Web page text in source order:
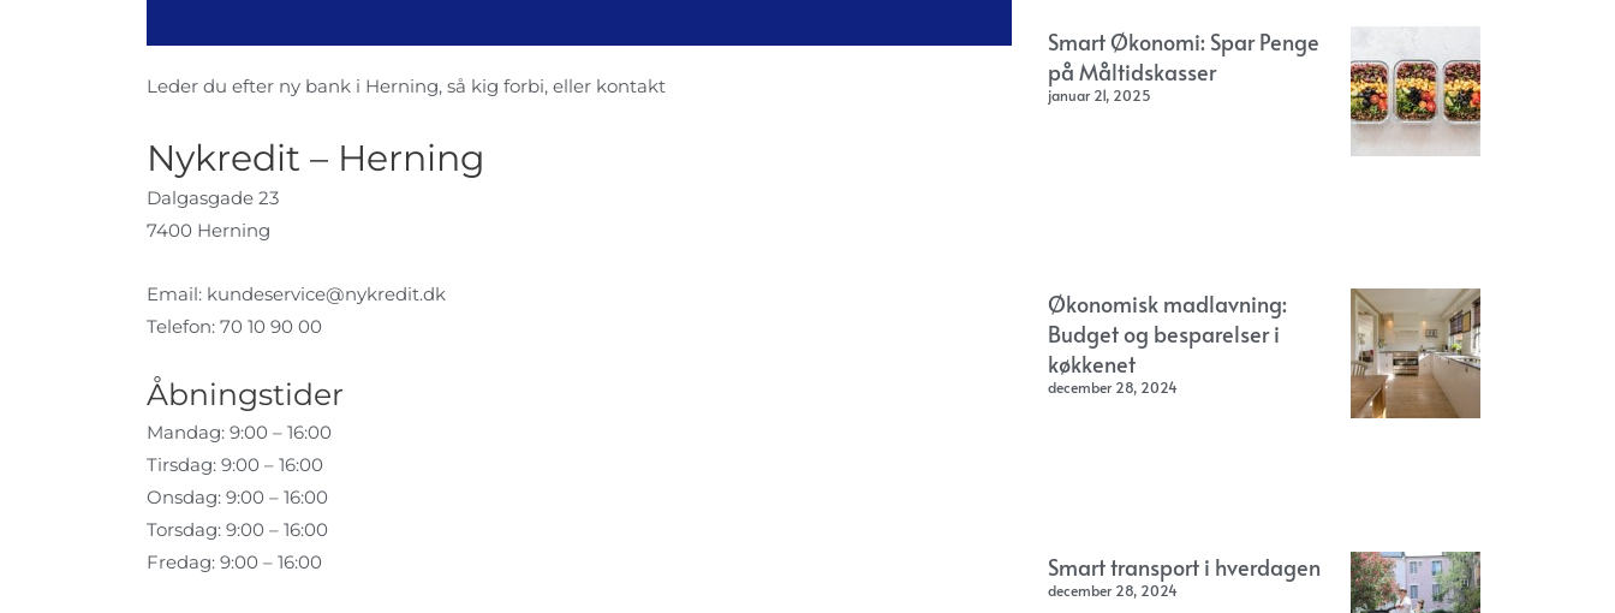
Leder du efter ny bank i Herning, så kig forbi, eller kontakt
Nykredit – Herning
Dalgasgade 23
7400 Herning
Email: kundeservice@nykredit.dk
Telefon: 70 10 90 00
Åbningstider
Mandag: 9:00 – 16:00
Tirsdag: 9:00 – 16:00
Onsdag: 9:00 – 16:00
Torsdag: 9:00 – 16:00
Fredag: 9:00 – 16:00
Smart Økonomi: Spar Penge
på Måltidskasser
januar 21, 2025
Økonomisk madlavning:
Budget og besparelser i
køkkenet
december 28, 2024
Smart transport i hverdagen
december 28, 2024